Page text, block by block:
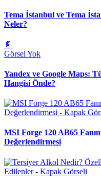
Tema İstanbul ve Tema
Neler?
📄
Görsel Yok
Yandex ve Google Maps:
Hangisi Önde?
MSI Forge 120 AB65
Değerlendirmesi